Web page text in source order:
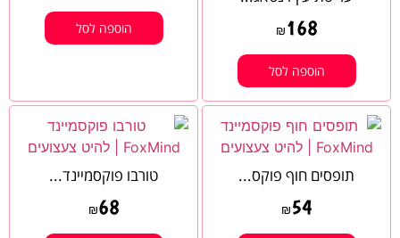
₪ 168
הוספה לסל
הוספה לסל
תופסים חוף פוקס...
₪ 54
טורבו פוקסמיינד...
₪68